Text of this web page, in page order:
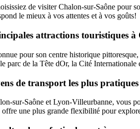
de visiter Chalon-sur-Saône pour
le mieux à vos attentes et à vos goûts!
attractions touristiques
pour son centre historique
parc de la Tête dOr, la Cité Internationale
de transport les plus
sur-Saône et Lyon-Villeurbanne, vous
une plus grande flexibilité pour